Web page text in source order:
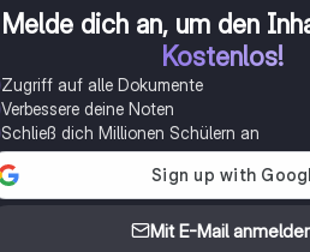
Melde dich an, um den
Kostenlos!
Zugriff auf alle Dokumente
Verbessere deine Noten
Schließ dich Millionen Schülern an
Mit E-Mail